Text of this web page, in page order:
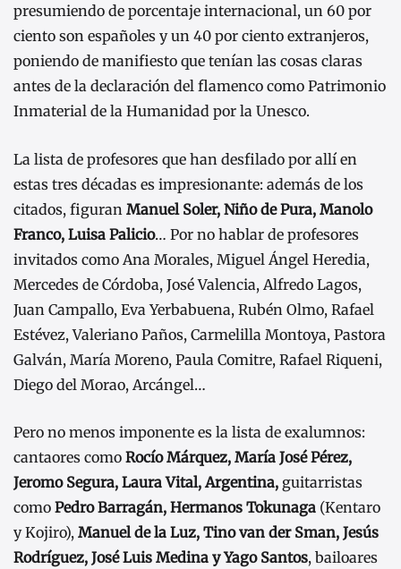
presumiendo de porcentaje internacional, un 60 por
ciento son españoles y un 40 por ciento extranjeros,
poniendo de manifiesto que tenían las cosas claras
antes de la declaración del flamenco como Patrimonio
Inmaterial de la Humanidad por la Unesco.
La lista de profesores que han desfilado por allí en
estas tres décadas es impresionante: además de los
citados, figuran Manuel Soler, Niño de Pura, Manolo
Franco, Luisa Palicio… Por no hablar de profesores
invitados como Ana Morales, Miguel Ángel Heredia,
Mercedes de Córdoba, José Valencia, Alfredo Lagos,
Juan Campallo, Eva Yerbabuena, Rubén Olmo, Rafael
Estévez, Valeriano Paños, Carmelilla Montoya, Pastora
Galván, María Moreno, Paula Comitre, Rafael Riqueni,
Diego del Morao, Arcángel…
Pero no menos imponente es la lista de exalumnos:
cantaores como Rocío Márquez, María José Pérez,
Jeromo Segura, Laura Vital, Argentina, guitarristas
como Pedro Barragán, Hermanos Tokunaga (Kentaro
y Kojiro), Manuel de la Luz, Tino van der Sman, Jesús
Rodríguez, José Luis Medina y Yago Santos, bailoares